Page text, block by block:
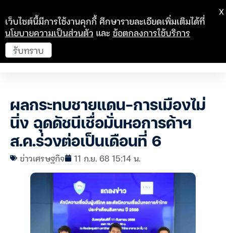
ผลกระทบชายแดน-การเมืองไม่
นิ่ง ฉุดดัชนีเชื่อมั่นหอการค้าฯ
ส.ค.ร่วงต่อเป็นเดือนที่ 6
ข่าวเศรษฐกิจ 11 ก.ย. 68 15:14 น.
เว็บไซต์นี้มีการใช้งานคุกกี้ ศึกษารายละเอียดเพิ่มเติมได้ที่
นโยบายความเป็นส่วนตัว และข้อตกลงการใช้บริการ
รับทราบ
X